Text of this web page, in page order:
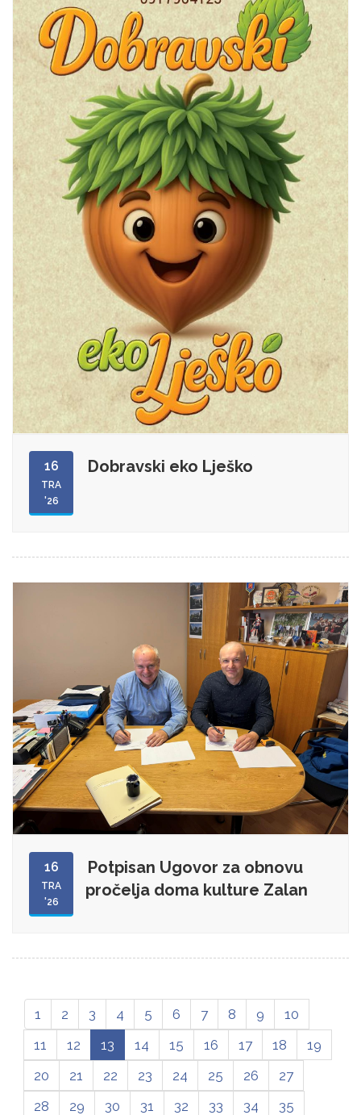
16
TRA
'26
Dobravski eko Lješko
16
TRA
'26
Potpisan Ugovor za obnovu
pročelja doma kulture Zalan
1 2 3 4 5 6 7 8 9
10
11
12 13 14 15 16 17 18
19
20
21 22 23 24 25 26
27
28
29 30 31 32 33 34
35